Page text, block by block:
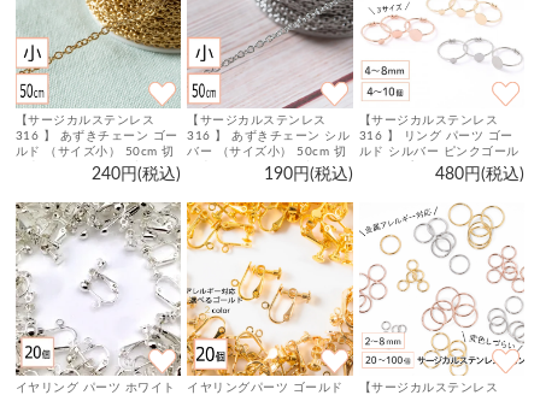
【サージカルステンレス
316 】 あずきチェーン ゴー
ルド （サイズ小） 50cm 切
り売り ネックレス ブレスレ
ット 金属アレルギー対策 ア
240円(税込)
【サージカルステンレス
316 】 あずきチェーン シル
バー （サイズ小） 50cm 切
り売り ネックレス ブレスレ
ット 金属アレルギー対策 ア
190円(税込)
【サージカルステンレス
316 】 リング パーツ ゴー
ルド シルバー ピンクゴール
ド タイプA 4mm / 6mm /
8mm 4個～10個 指輪 台座
480円(税込)
イヤリング パーツ ホワイト
イヤリングパーツ ゴールド
【サージカルステンレス